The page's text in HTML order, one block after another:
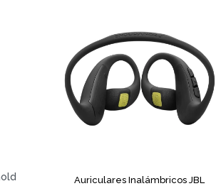
Auriculares Inalámbricos JBL